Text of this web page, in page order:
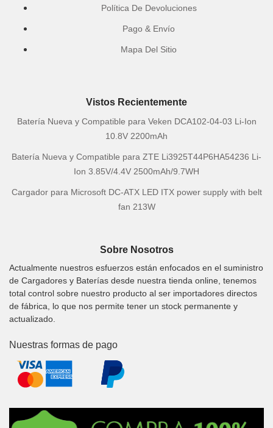
Política De Devoluciones
Pago & Envío
Mapa Del Sitio
Vistos Recientemente
Batería Nueva y Compatible para Veken DCA102-04-03 Li-Ion
10.8V 2200mAh
Batería Nueva y Compatible para ZTE Li3925T44P6HA54236 Li-
Ion 3.85V/4.4V 2500mAh/9.7WH
Cargador para Microsoft DC-ATX LED ITX power supply with belt
fan 213W
Sobre Nosotros
Actualmente nuestros esfuerzos están enfocados en el suministro
de Cargadores y Baterías desde nuestra tienda online, tenemos
total control sobre nuestro producto al ser importadores directos
de fábrica, lo que nos permite tener un stock permanente y
actualizado.
Nuestras formas de pago